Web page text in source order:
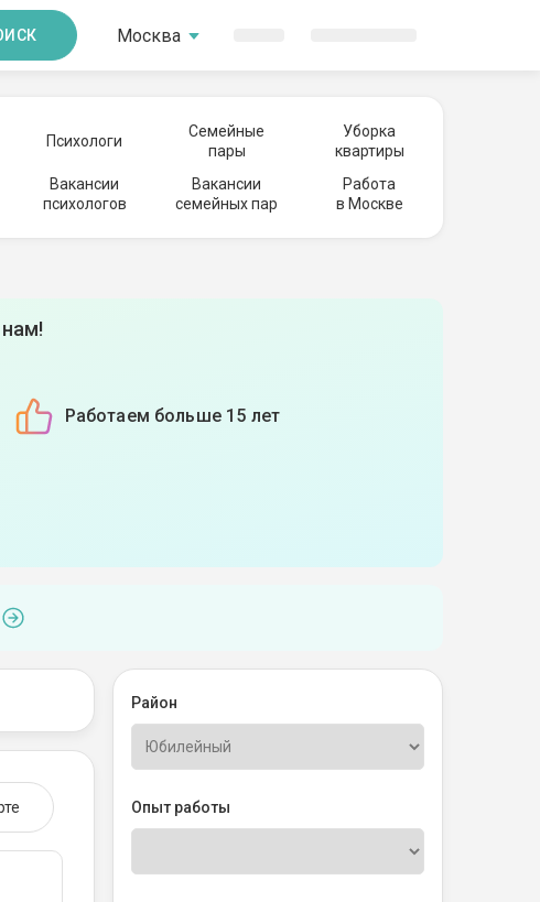
Москва
Психологи
Семейные
пары
Уборка
квартиры
Вакансии
психологов
Вакансии
семейных пар
Работа
в Москве
Работаем больше 15 лет
Район
Опыт работы